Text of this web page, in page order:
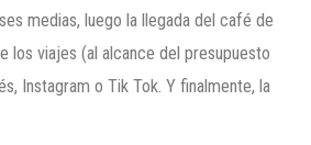
medias, luego la llegada del café de
los viajes (al alcance del presupuesto
Instagram o Tik Tok. Y finalmente, la